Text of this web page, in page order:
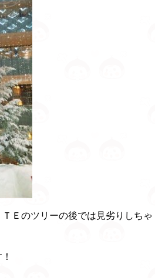
Ｅのツリーの後では見劣りしちゃ